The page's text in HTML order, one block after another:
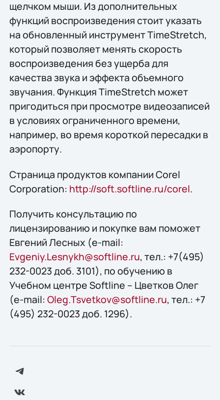
щелчком мыши. Из дополнительных
функций воспроизведения стоит указать
на обновленный инструмент TimeStretch,
который позволяет менять скорость
воспроизведения без ущерба для
качества звука и эффекта объемного
звучания. Функция TimeStretch может
пригодиться при просмотре видеозаписей
в условиях ограниченного времени,
например, во время короткой пересадки в
аэропорту.
Страница продуктов компании Corel
Corporation: http://soft.softline.ru/corel.
Получить конcультацию по
лицензированию и покупке вам поможет
Евгений Лесных (e-mail:
Evgeniy.Lesnykh@softline.ru, тел.: +7(495)
232-0023 доб. 3101), по обучению в
Учебном центре Softline – Цветков Олег
(e-mail: Oleg.Tsvetkov@softline.ru, тел.: +7
(495) 232-0023 доб. 1296).